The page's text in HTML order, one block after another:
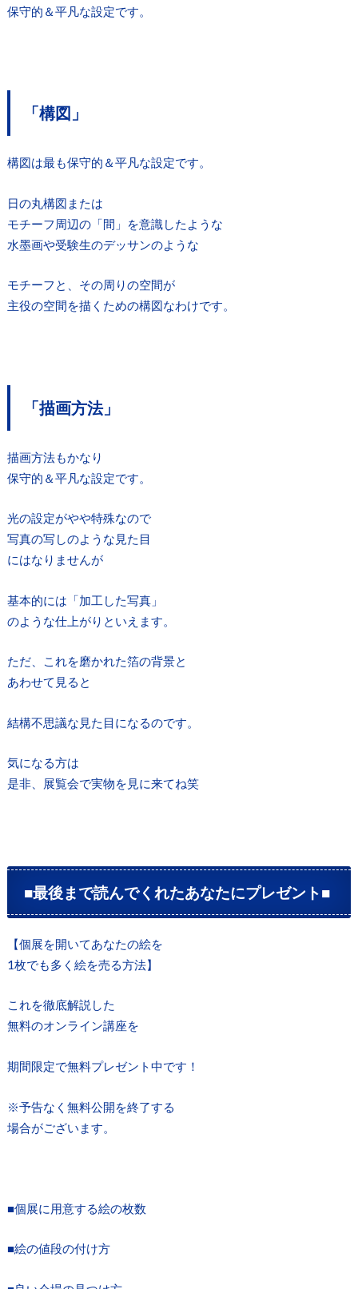
保守的＆平凡な設定です。
「構図」
構図は最も保守的＆平凡な設定です。
日の丸構図または
モチーフ周辺の「間」を意識したような
水墨画や受験生のデッサンのような
モチーフと、その周りの空間が
主役の空間を描くための構図なわけです。
「描画方法」
描画方法もかなり
保守的＆平凡な設定です。
光の設定がやや特殊なので
写真の写しのような見た目
にはなりませんが
基本的には「加工した写真」
のような仕上がりといえます。
ただ、これを磨かれた箔の背景と
あわせて見ると
結構不思議な見た目になるのです。
気になる方は
是非、展覧会で実物を見に来てね笑
■最後まで読んでくれたあなたにプレゼント■
【個展を開いてあなたの絵を
1枚でも多く絵を売る方法】
これを徹底解説した
無料のオンライン講座を
期間限定で無料プレゼント中です！
※予告なく無料公開を終了する
場合がございます。
■個展に用意する絵の枚数
■絵の値段の付け方